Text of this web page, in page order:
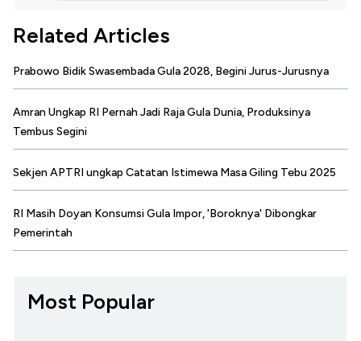
Related Articles
Prabowo Bidik Swasembada Gula 2028, Begini Jurus-Jurusnya
Amran Ungkap RI Pernah Jadi Raja Gula Dunia, Produksinya
Tembus Segini
Sekjen APTRI ungkap Catatan Istimewa Masa Giling Tebu 2025
RI Masih Doyan Konsumsi Gula Impor, 'Boroknya' Dibongkar
Pemerintah
Most Popular